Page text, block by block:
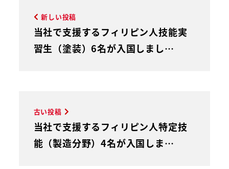
古い投稿
当社で支援するフィリピン人特定技
能（製造分野）4名が入国しま…
新しい投稿
当社で支援するフィリピン人技能実
習生（塗装）6名が入国しまし…